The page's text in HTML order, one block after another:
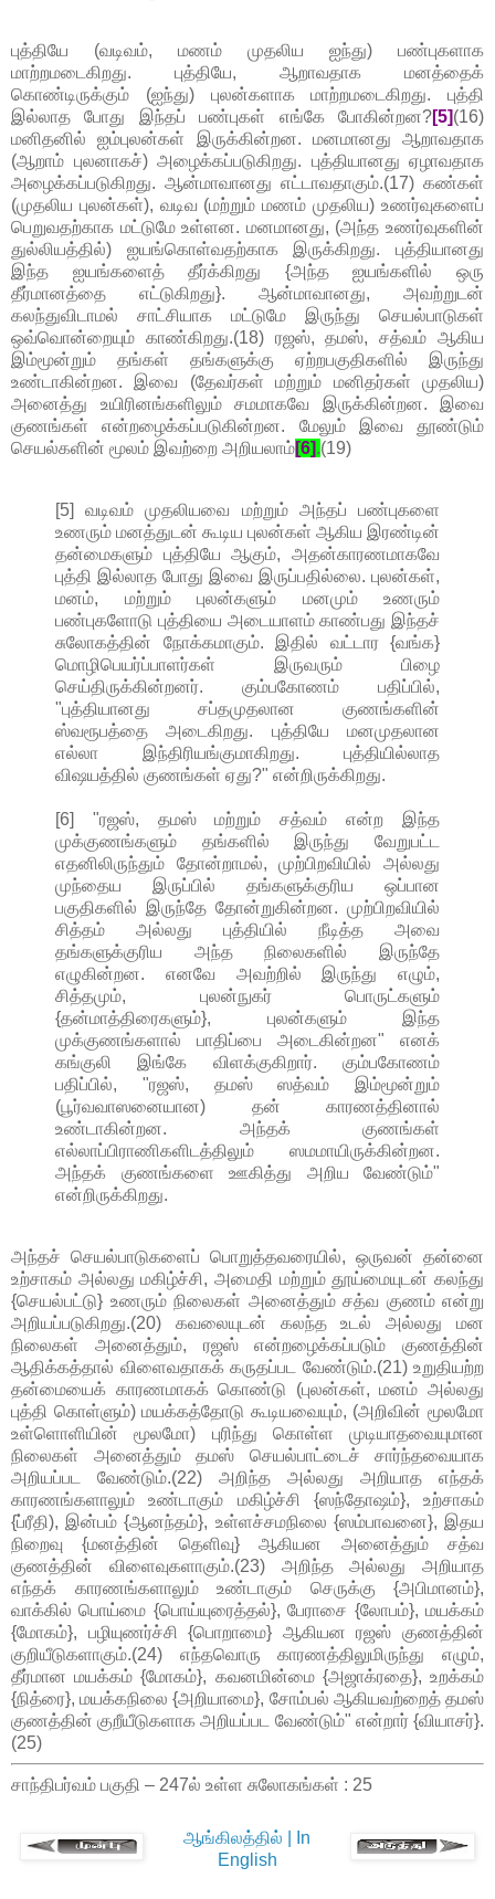
புத்தியே (வடிவம், மணம் முதலிய ஐந்து) பண்புகளாக
மாற்றமடைகிறது. புத்தியே, ஆறாவதாக மனத்தைக்
கொண்டிருக்கும் (ஐந்து) புலன்களாக மாற்றமடைகிறது. புத்தி
இல்லாத போது இந்தப் பண்புகள் எங்கே போகின்றன?[5](16)
மனிதனில் ஐம்புலன்கள் இருக்கின்றன. மனமானது ஆறாவதாக
(ஆறாம் புலனாகச்) அழைக்கப்படுகிறது. புத்தியானது ஏழாவதாக
அழைக்கப்படுகிறது. ஆன்மாவானது எட்டாவதாகும்.(17) கண்கள்
(முதலிய புலன்கள்), வடிவ (மற்றும் மணம் முதலிய) உணர்வுகளைப்
பெறுவதற்காக மட்டுமே உள்ளன. மனமானது, (அந்த உணர்வுகளின்
துல்லியத்தில்) ஐயங்கொள்வதற்காக இருக்கிறது. புத்தியானது
இந்த ஐயங்களைத் தீர்க்கிறது {அந்த ஐயங்களில் ஒரு
தீர்மானத்தை எட்டுகிறது}. ஆன்மாவானது, அவற்றுடன்
கலந்துவிடாமல் சாட்சியாக மட்டுமே இருந்து செயல்பாடுகள்
ஒவ்வொன்றையும் காண்கிறது.(18) ரஜஸ், தமஸ், சத்வம் ஆகிய
இம்மூன்றும் தங்கள் தங்களுக்கு ஏற்றபகுதிகளில் இருந்து
உண்டாகின்றன. இவை (தேவர்கள் மற்றும் மனிதர்கள் முதலிய)
அனைத்து உயிரினங்களிலும் சமமாகவே இருக்கின்றன. இவை
குணங்கள் என்றழைக்கப்படுகின்றன. மேலும் இவை தூண்டும்
செயல்களின் மூலம் இவற்றை அறியலாம்[6].(19)
[5] வடிவம் முதலியவை மற்றும் அந்தப் பண்புகளை
உணரும் மனத்துடன் கூடிய புலன்கள் ஆகிய இரண்டின்
தன்மைகளும் புத்தியே ஆகும், அதன்காரணமாகவே
புத்தி இல்லாத போது இவை இருப்பதில்லை. புலன்கள்,
மனம், மற்றும் புலன்களும் மனமும் உணரும்
பண்புகளோடு புத்தியை அடையாளம் காண்பது இந்தச்
சுலோகத்தின் நோக்கமாகும். இதில் வட்டார {வங்க}
மொழிபெயர்ப்பாளர்கள் இருவரும் பிழை
செய்திருக்கின்றனர். கும்பகோணம் பதிப்பில்,
"புத்தியானது சப்தமுதலான குணங்களின்
ஸ்வரூபத்தை அடைகிறது. புத்தியே மனமுதலான
எல்லா இந்திரியங்குமாகிறது. புத்தியில்லாத
விஷயத்தில் குணங்கள் ஏது?" என்றிருக்கிறது.
[6] "ரஜஸ், தமஸ் மற்றும் சத்வம் என்ற இந்த
முக்குணங்களும் தங்களில் இருந்து வேறுபட்ட
எதனிலிருந்தும் தோன்றாமல், முற்பிறவியில் அல்லது
முந்தைய இருப்பில் தங்களுக்குரிய ஒப்பான
பகுதிகளில் இருந்தே தோன்றுகின்றன. முற்பிறவியில்
சித்தம் அல்லது புத்தியில் நீடித்த அவை
தங்களுக்குரிய அந்த நிலைகளில் இருந்தே
எழுகின்றன. எனவே அவற்றில் இருந்து எழும்,
சித்தமும், புலன்நுகர் பொருட்களும்
{தன்மாத்திரைகளும்}, புலன்களும் இந்த
முக்குணங்களால் பாதிப்பை அடைகின்றன" எனக்
கங்குலி இங்கே விளக்குகிறார். கும்பகோணம்
பதிப்பில், "ரஜஸ், தமஸ் ஸத்வம் இம்மூன்றும்
(பூர்வவாஸனையான) தன் காரணத்தினால்
உண்டாகின்றன. அந்தக் குணங்கள்
எல்லாப்பிராணிகளிடத்திலும் ஸமமாயிருக்கின்றன.
அந்தக் குணங்களை ஊகித்து அறிய வேண்டும்"
என்றிருக்கிறது.
அந்தச் செயல்பாடுகளைப் பொறுத்தவரையில், ஒருவன் தன்னை
உற்சாகம் அல்லது மகிழ்ச்சி, அமைதி மற்றும் தூய்மையுடன் கலந்து
{செயல்பட்டு} உணரும் நிலைகள் அனைத்தும் சத்வ குணம் என்று
அறியப்படுகிறது.(20) கவலையுடன் கலந்த உடல் அல்லது மன
நிலைகள் அனைத்தும், ரஜஸ் என்றழைக்கப்படும் குணத்தின்
ஆதிக்கத்தால் விளைவதாகக் கருதப்பட வேண்டும்.(21) உறுதியற்ற
தன்மையைக் காரணமாகக் கொண்டு (புலன்கள், மனம் அல்லது
புத்தி கொள்ளும்) மயக்கத்தோடு கூடியவையும், (அறிவின் மூலமோ
உள்ளொளியின் மூலமோ) புரிந்து கொள்ள முடியாதவையுமான
நிலைகள் அனைத்தும் தமஸ் செயல்பாட்டைச் சார்ந்தவையாக
அறியப்பட வேண்டும்.(22) அறிந்த அல்லது அறியாத எந்தக்
காரணங்களாலும் உண்டாகும் மகிழ்ச்சி {ஸந்தோஷம்}, உற்சாகம்
{ப்ரீதி), இன்பம் {ஆனந்தம்}, உள்ளச்சமநிலை {ஸம்பாவனை}, இதய
நிறைவு {மனத்தின் தெளிவு} ஆகியன அனைத்தும் சத்வ
குணத்தின் விளைவுகளாகும்.(23) அறிந்த அல்லது அறியாத
எந்தக் காரணங்களாலும் உண்டாகும் செருக்கு {அபிமானம்},
வாக்கில் பொய்மை {பொய்யுரைத்தல்}, பேராசை {லோபம்}, மயக்கம்
{மோகம்}, பழியுணர்ச்சி {பொறாமை} ஆகியன ரஜஸ் குணத்தின்
குறியீடுகளாகும்.(24) எந்தவொரு காரணத்திலுமிருந்து எழும்,
தீர்மான மயக்கம் {மோகம்}, கவனமின்மை {அஜாக்ரதை}, உறக்கம்
{நித்ரை}, மயக்கநிலை {அறியாமை}, சோம்பல் ஆகியவற்றைத் தமஸ்
குணத்தின் குறீயீடுகளாக அறியப்பட வேண்டும்" என்றார் {வியாசர்}.
(25)
சாந்திபர்வம் பகுதி – 247ல் உள்ள சுலோகங்கள் : 25
ஆங்கிலத்தில் | In
English